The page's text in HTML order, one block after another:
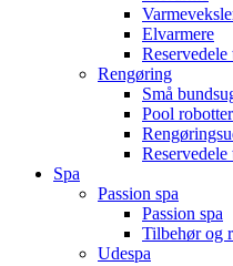
Elvarmere
Rengøring
Små
Pool robotter
Spa
Passion spa
Passion spa
Tilbehør og
Udespa